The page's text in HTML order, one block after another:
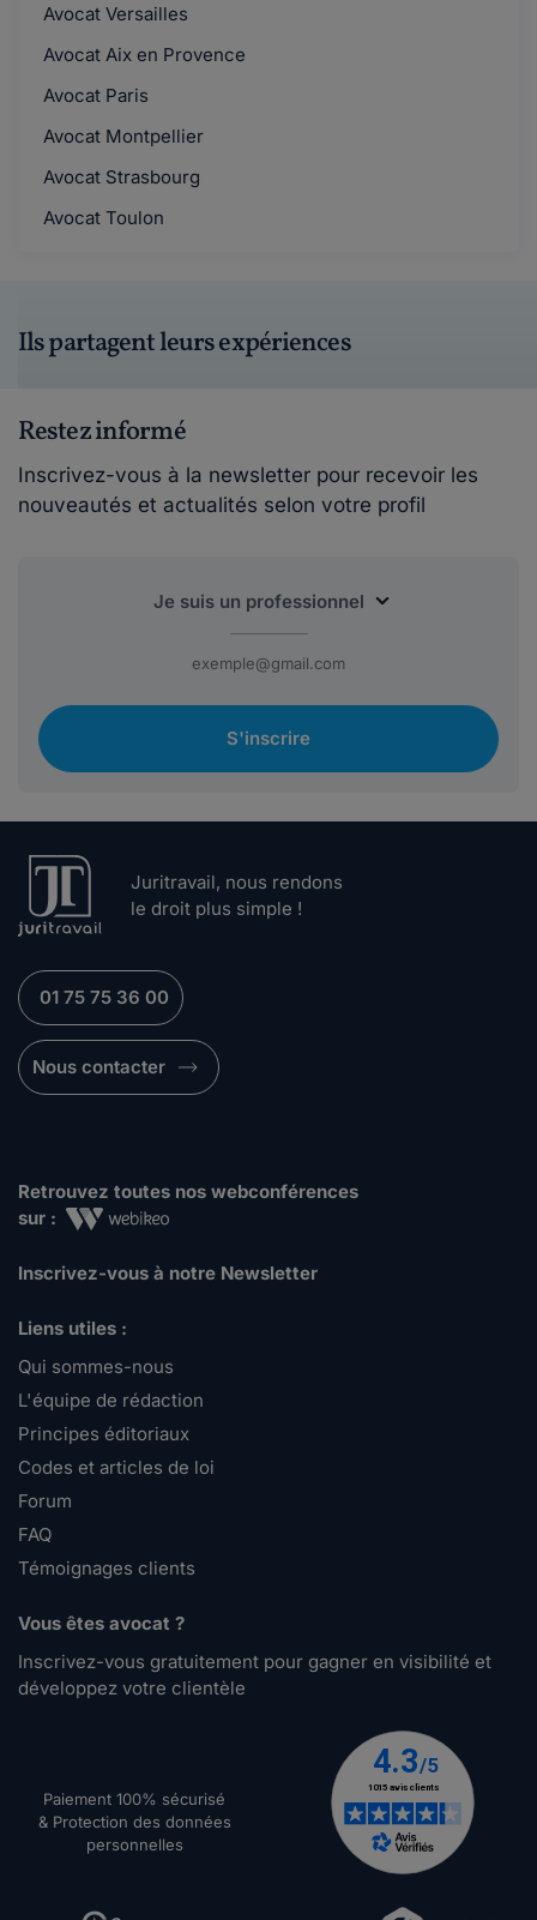
Avocat Versailles
Avocat Aix en Provence
Avocat Paris
Avocat Montpellier
Avocat Strasbourg
Avocat Toulon
Ils partagent leurs expériences
Restez informé
Inscrivez-vous à la newsletter pour recevoir les
nouveautés et actualités selon votre profil
S'inscrire
Juritravail, nous rendons
le droit plus simple !
01 75 75 36 00
Nous contacter
Retrouvez toutes nos webconférences
sur :
Inscrivez-vous à notre Newsletter
Liens utiles :
Qui sommes-nous
L'équipe de rédaction
Principes éditoriaux
Codes et articles de loi
Forum
FAQ
Témoignages clients
Vous êtes avocat ?
Inscrivez-vous gratuitement pour gagner en visibilité et
développez votre clientèle
Paiement 100% sécurisé
& Protection des données
personnelles